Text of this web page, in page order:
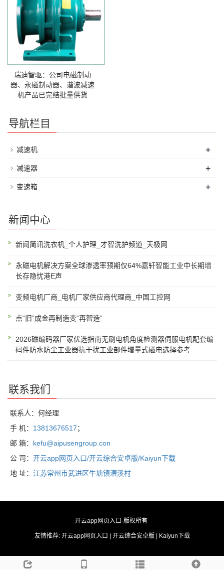
瑞迪智驱：公司电磁制动
器、永磁制动器、谐波减速
机产品已完结批量供货
导航栏目
减速机 +
减速器 +
变速箱 +
新闻中心
新闻简讯洗衣机_个人护理_才智洗护频道_天极网
永磁电机解决方案全球渗透率预期仅64%嘉轩智能工业中长期增
长存隐忧港E声
变频电机厂商_电机厂家供应商代理商_中国工控网
点“旧”成金再制造变“再智造”
2026磁编码器厂家优选指南无刷电机角度检测器伺服电机配套编
码件防水防尘工业器抗干扰工业部件增量式磁电选择参考
联系我们
联系人：何经理
手 机： 13813676517；
邮 箱： kefu@aipusengroup.con
公 司： 开云app网页入口/开云综合安卓版/Kaiyun下载
地 址： 江苏常州市武进区牛塘镇漕溪村
开云app网页入口-版权所有
友情推荐: 开云app网页入口 | 开云综合安卓版 | Kaiyun下载